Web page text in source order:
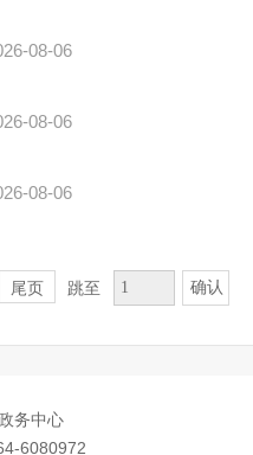
08-06
08-06
08-06
尾页 跳至 确认
务中心
6080972